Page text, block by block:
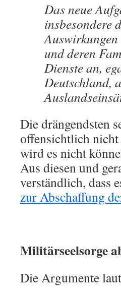
Das neue
insbesondere
und deren
Dienste an,
Deutschland,
Die drängendsten
offensichtlich
wird es nicht
Aus diesen und
verständlich, dass
zur Abschaffung
Militärseelsorge
Die Argumente